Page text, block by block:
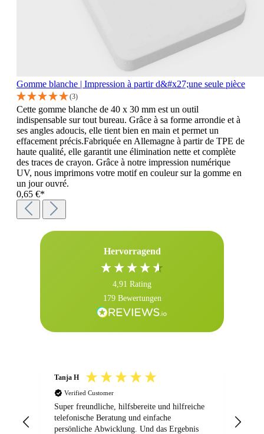
Gomme blanche | Impression à partir d&#x27;une seule pièce
(3)
Cette gomme blanche de 40 x 30 mm est un outil
indispensable sur tout bureau. Grâce à sa forme arrondie et à
ses angles adoucis, elle tient bien en main et permet un
effacement précis.Fabriquée en Allemagne à partir de TPE de
haute qualité, elle garantit une élimination nette et complète
des traces de crayon. Grâce à notre impression numérique
UV, nous imprimons votre motif en couleur sur la gomme en
un jour ouvré.
0,65 €*
Hervorragend
4,91 Rating
179 Bewertungen
Tanja H
Verified Customer
Super freundliche, hilfsbereite und hilfreiche
telefonische Beratung und einfache
persönliche Abwicklung. Und das Ergebnis